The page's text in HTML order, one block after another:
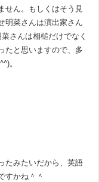
せん。もしくはそう見
明菜さんは演出家さん
さんは相槌だけでなく
たと思いますので、多
。
たみたいだから、英語
すかね＾＾